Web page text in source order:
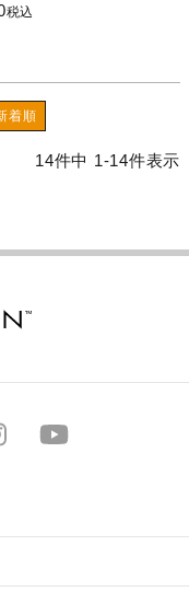
税込
着順
14件中 1-14件表示